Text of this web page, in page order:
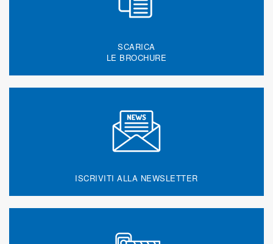
SCARICA
LE BROCHURE
ISCRIVITI ALLA NEWSLETTER